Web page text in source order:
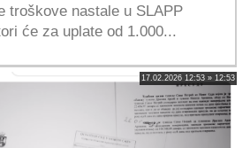
troškove nastale u SLAPP
će za uplate od 1.000...
17.02.2026 12:53 » 12:53